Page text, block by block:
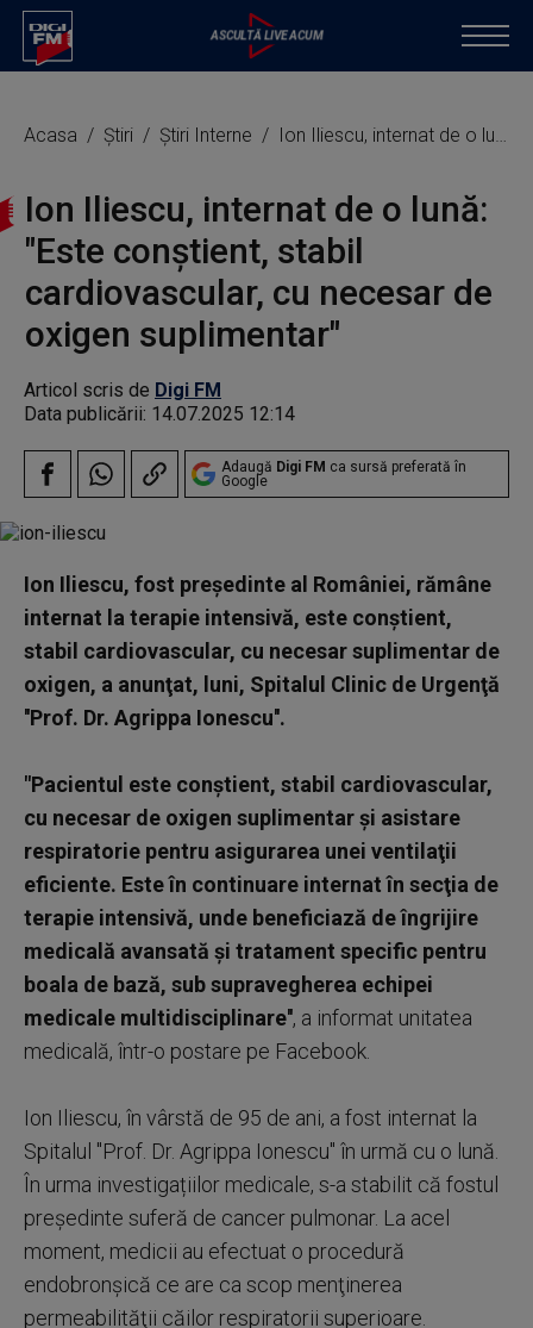
Acasa Știri Știri Interne Ion Iliescu, internat de o lună: "Este conștient, stabil cardiovascular, cu necesar de oxigen suplimentar"
Ion Iliescu, internat de o lună:
"Este conștient, stabil
cardiovascular, cu necesar de
oxigen suplimentar"
Articol scris de Digi FM
Data publicării: 14.07.2025 12:14
Adaugă Digi FM ca sursă preferată în
Google
Ion Iliescu, fost preşedinte al României, rămâne
internat la terapie intensivă, este conştient,
stabil cardiovascular, cu necesar suplimentar de
oxigen, a anunţat, luni, Spitalul Clinic de Urgenţă
''Prof. Dr. Agrippa Ionescu''.
"Pacientul este conştient, stabil cardiovascular,
cu necesar de oxigen suplimentar şi asistare
respiratorie pentru asigurarea unei ventilaţii
eficiente. Este în continuare internat în secţia de
terapie intensivă, unde beneficiază de îngrijire
medicală avansată şi tratament specific pentru
boala de bază, sub supravegherea echipei
medicale multidisciplinare'', a informat unitatea
medicală, într-o postare pe Facebook.
Ion Iliescu, în vârstă de 95 de ani, a fost internat la
Spitalul ''Prof. Dr. Agrippa Ionescu'' în urmă cu o lună.
În urma investigațiilor medicale, s-a stabilit că fostul
președinte suferă de cancer pulmonar. La acel
moment, medicii au efectuat o procedură
endobronşică ce are ca scop menţinerea
permeabilităţii căilor respiratorii superioare.